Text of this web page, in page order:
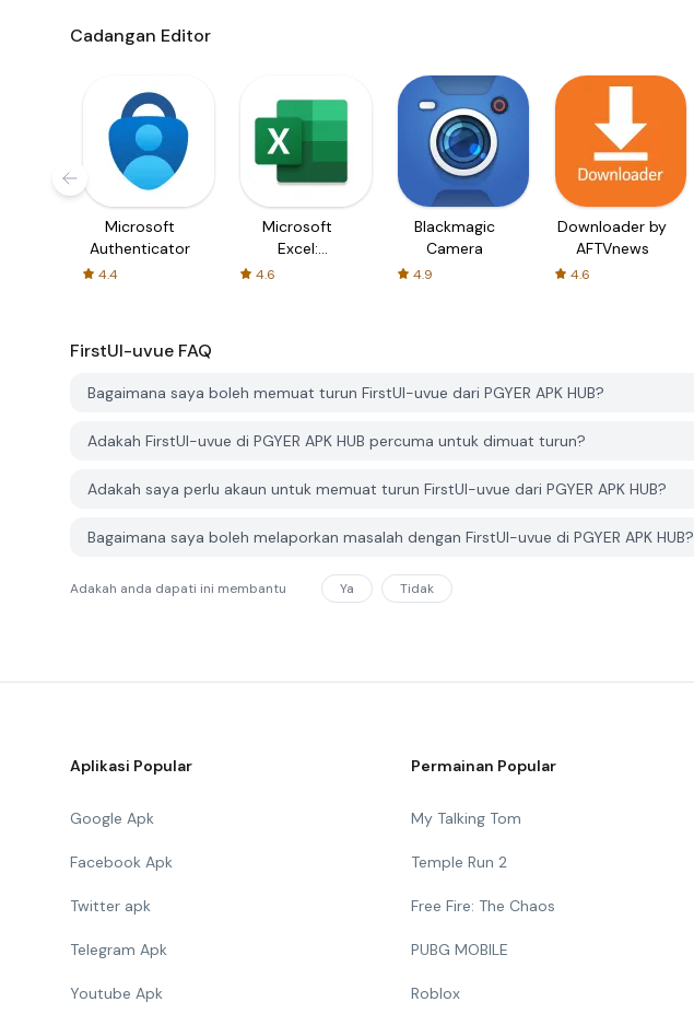
Cadangan Editor
Microsoft
Authenticator
4.4
Microsoft
Excel:
Spreadsheets
4.6
Blackmagic
Camera
4.9
Downloader by
AFTVnews
4.6
FirstUI-uvue FAQ
Bagaimana saya boleh memuat turun FirstUI-uvue dari PGYER APK HUB?
Adakah FirstUI-uvue di PGYER APK HUB percuma untuk dimuat turun?
Adakah saya perlu akaun untuk memuat turun FirstUI-uvue dari PGYER APK HUB?
Bagaimana saya boleh melaporkan masalah dengan FirstUI-uvue di PGYER APK HUB?
Adakah anda dapati ini membantu Ya Tidak
Aplikasi Popular
Google Apk
Facebook Apk
Twitter apk
Telegram Apk
Youtube Apk
Permainan Popular
My Talking Tom
Temple Run 2
Free Fire: The Chaos
PUBG MOBILE
Roblox